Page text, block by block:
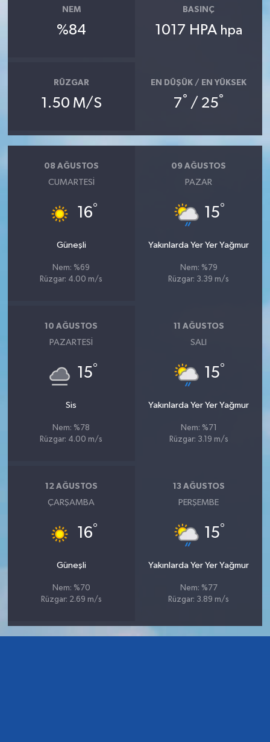
NEM
%84
BASINÇ
1017 HPA hpa
RÜZGAR
1.50 M/S
EN DÜŞÜK / EN YÜKSEK
7° / 25°
08 AĞUSTOS
CUMARTESI
16°
Güneşli
Nem: %69
Rüzgar: 4.00 m/s
09 AĞUSTOS
PAZAR
15°
Yakınlarda Yer Yer Yağmur
Nem: %79
Rüzgar: 3.39 m/s
10 AĞUSTOS
PAZARTESI
15°
Sis
Nem: %78
Rüzgar: 4.00 m/s
11 AĞUSTOS
SALI
15°
Yakınlarda Yer Yer Yağmur
Nem: %71
Rüzgar: 3.19 m/s
12 AĞUSTOS
ÇARŞAMBA
16°
Güneşli
Nem: %70
Rüzgar: 2.69 m/s
13 AĞUSTOS
PERŞEMBE
15°
Yakınlarda Yer Yer Yağmur
Nem: %77
Rüzgar: 3.89 m/s